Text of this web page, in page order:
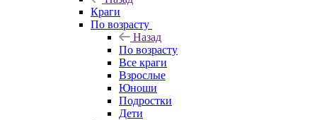
Краги
По возрасту
Назад
По возрасту
Все краги
Взрослые
Юноши
Подростки
Дети